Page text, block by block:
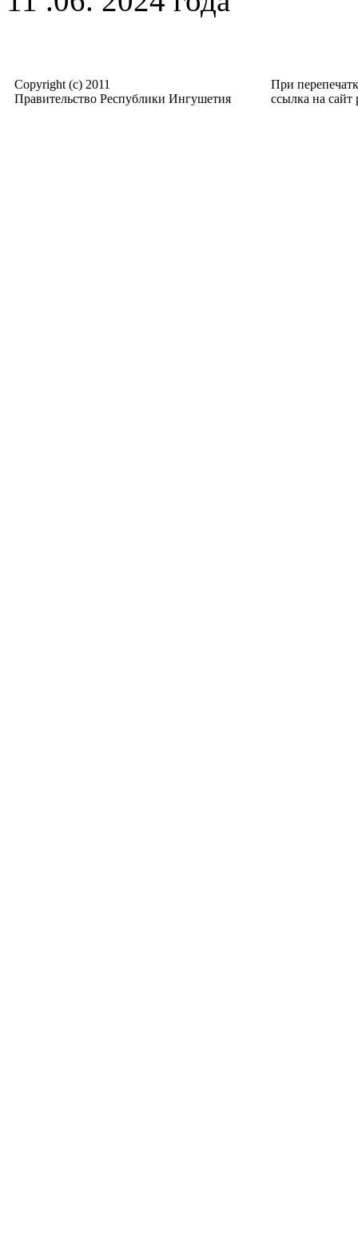
Copyright (c) 2011
Правительство Республики Ингушетия
При
ссылка на сайт